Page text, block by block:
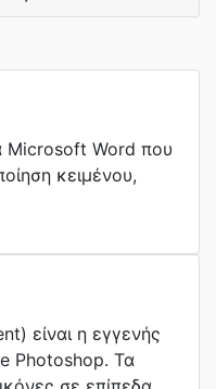
Microsoft Word που
κειμένου,
είναι η εγγενής
Photoshop. Τα